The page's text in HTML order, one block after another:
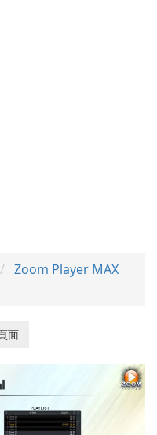
Zoom Player MAX
面